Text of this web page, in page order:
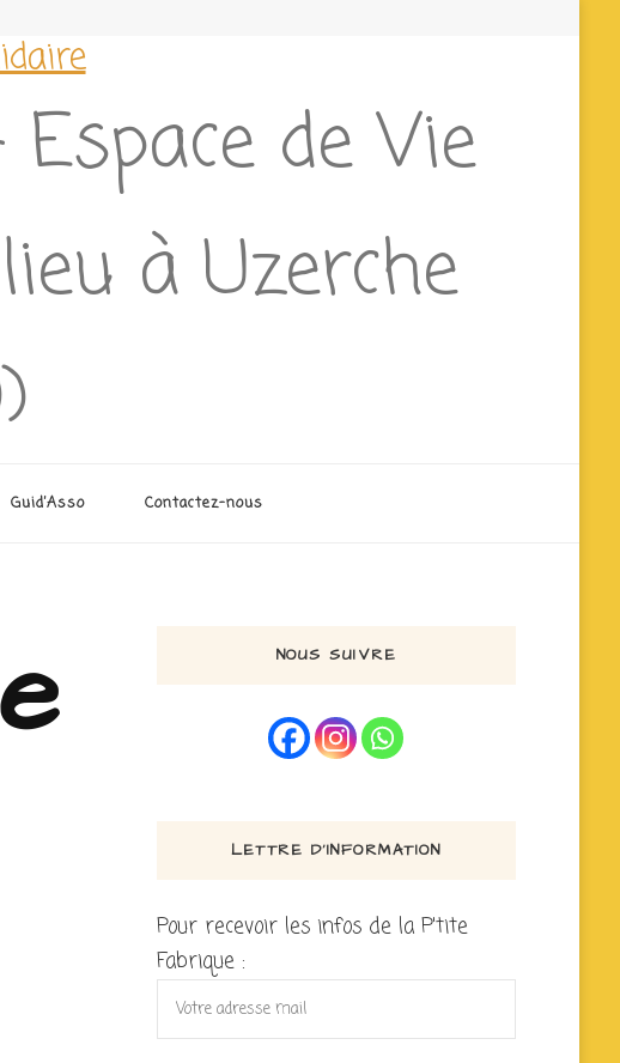
de Vie
à Uzerche
Guid’Asso Contactez-nous
NOUS SUIVRE
LETTRE D’INFORMATION
Pour recevoir les infos de la P'tite
Fabrique :